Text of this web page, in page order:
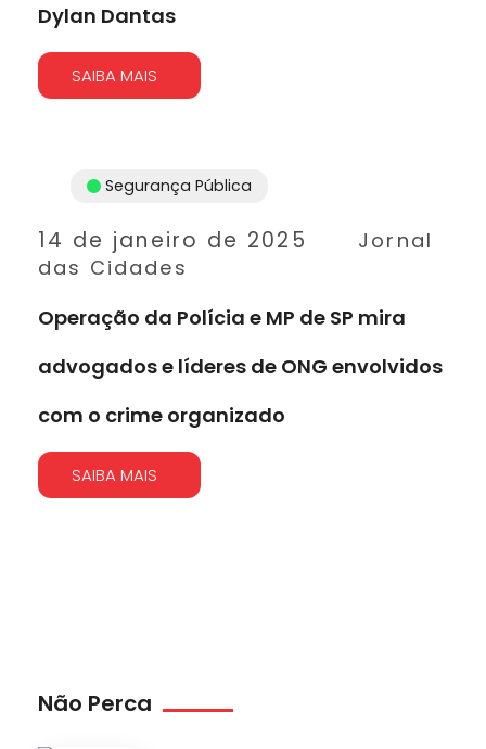
Dylan Dantas
SAIBA MAIS
14 de janeiro de 2025
Jornal
das Cidades
Segurança Pública
Operação da Polícia e MP de SP mira
advogados e líderes de ONG envolvidos
com o crime organizado
SAIBA MAIS
Não Perca